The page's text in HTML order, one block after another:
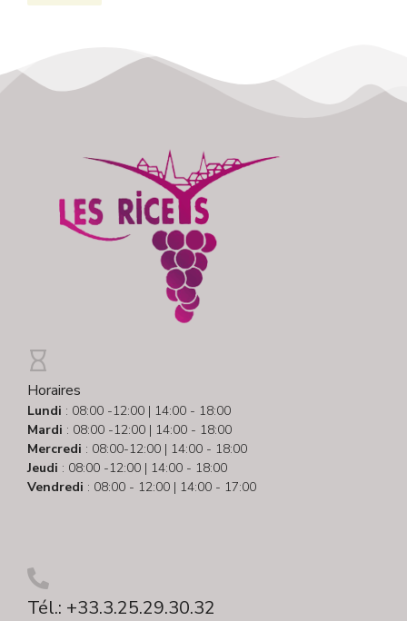
Horaires
Lundi : 08:00 -12:00 | 14:00 - 18:00
Mardi : 08:00 -12:00 | 14:00 - 18:00
Mercredi : 08:00-12:00 | 14:00 - 18:00
Jeudi : 08:00 -12:00 | 14:00 - 18:00
Vendredi : 08:00 - 12:00 | 14:00 - 17:00
Tél.: +33.3.25.29.30.32